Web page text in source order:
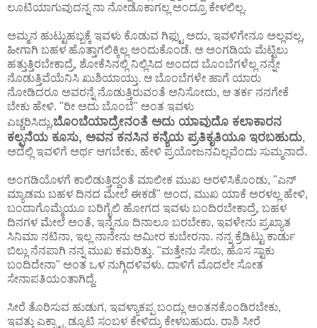
ಲೂಟಿಯಾಗುವುದನ್ನ ನಾ ನೋಡೊಕಾಗಲ್ಲ ಅಂದ್ರೂ ಕೇಳಲಿಲ್ಲ.
ಅಮ್ಮನ ಹುಟ್ಟುಹಬ್ಬಕ್ಕೆ ಇವಳು ಕೊಡುವ ಗಿಫ್ಟು ಅದು, ಇವಳಿಗೇನೂ ಅಲ್ಲವಲ್ಲ,
ಹೀಗಾಗಿ ಬಹಳ ಹೊತ್ತಾಗಲಿಕ್ಕಿಲ್ಲ ಅಂದುಕೊಂಡೆ. ಆ ಅಂಗಡಿಯ ಮೆಟ್ಟಿಲು
ಹತ್ತುತ್ತಿರಬೇಕಾದ್ರೆ, ಶೋಕೆಸಿನಲ್ಲಿ ನಿಲ್ಲಿಸಿದ ಅಂದದ ಬೊಂಬೆಗಳೆಲ್ಲ ನನ್ನೇ
ನೊಡುತ್ತಿವೆಯೆನಿಸಿ ಖುಶಿಯಾಯ್ತು. ಆ ಬೊಂಬೆಗಳೇ ಹಾಗೆ ಯಾರು
ನೋಡಿದರೂ ಅವರನ್ನೆ ನೊಡುತ್ತಿರುವಂತೆ ಅನಿಸೋದು, ಆ ತರ್ಕ ನನಗೇಕೆ
ಬೇಕು ಹೇಳಿ. "ರೀ ಅದು ಬೊಂಬೆ" ಅಂತ ಇವಳು
ಎಚ್ಚರಿಸಿದ್ಲು,ಬೊಂಬೆಯಾದ್ರೇನಂತೆ ಅದು ಯಾವುದೊ ಕಲಾಕಾರನ
ಕಲ್ಪನೆಯ ಕೂಸು, ಅವನ ಕನಸಿನ ಕನ್ಯೆಯ ಪ್ರತಿಕೃತಿಯೂ ಇರಬಹುದು,
ಅದೆಲ್ಲಿ ಇವಳಿಗೆ ಅರ್ಥ ಆಗಬೇಕು, ಹೇಳಿ ಪ್ರಯೋಜನವಿಲ್ಲವೆಂದು ಸುಮ್ಮನಾದೆ.
ಅಂಗಡಿಯೊಳಗೆ ಕಾಲಿಡುತ್ತಿದ್ದಂತೆ ಮಾಲೀಕ ಮುಖ ಅರಳಿಸಿಕೊಂಡು, "ಎನ್
ಮ್ಯಾಡಮ ಬಹಳ ದಿನದ ಮೇಲೆ ಈಕಡೆ" ಅಂದ, ಮುಖ ಯಾಕೆ ಅರಳಲ್ಲ ಹೇಳಿ,
ಬಂದಾಗೊಮ್ಮೆಯೂ ಬರಿಗೈಲಿ ಹೋಗದ ಇವಳು ಬಂದಿರಬೇಕಾದ್ರೆ, ಬಹಳ
ದಿನಗಳ ಮೇಲೆ ಅಂತೆ, ಇನ್ನೆನೂ ದಿನಾಲೂ ಬರಬೇಕಾ, ಇವಳೇನು ಪ್ರಖ್ಯಾತ
ಸಿನಿಮಾ ನಟಿನಾ, ಇಲ್ಲ ನಾನೇನು ಅಮೀರ ಕುಬೇರನಾ. ನನ್ನ ಕ್ರೆಡಿಟ್ಟು ಕಾರ್ಡು
ಬಿಲ್ಲು ನೆನಪಾಗಿ ನನ್ನ ಮುಖ ಕಮರಿತ್ತು. "ಮತ್ತೇನು ಸೇಠು, ಹೊಸ ಸ್ಟಾಕು
ಬಂದಿದೇನಾ" ಅಂತ ಒಳ ನುಗ್ಗಿದಳಿವಳು. ದಾಳಿಗೆ ಮೊದಲೇ ಸೋತ
ಸೇನಾಪತಿಯಂತಾಗಿದ್ದೆ.
ಸೀರೆ ತೊರಿಸುವ ಹುಡುಗ, ಇವಳ್ಯಾಕಪ್ಪ ಬಂದ್ಲು ಅಂತನಕೊಂಡಿರಬೇಕು,
ಇವತ್ತು ಎಕ್ಸ್ಟ್ರಾ ಡ್ಯೂಟಿ ಸಂಬಳ ಕೇಳಿದ್ರು ಕೇಳಬಹುದು. ರಾಶಿ ಸೀರೆ